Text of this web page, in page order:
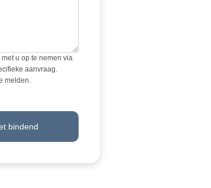
u op te nemen via
aanvraag.
melden.
bindend